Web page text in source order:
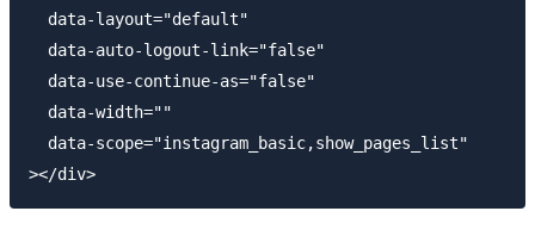
  data-layout="default"
  data-auto-logout-link="false"
  data-use-continue-as="false"
  data-width=""
  data-scope="instagram_basic,show_pages_list"